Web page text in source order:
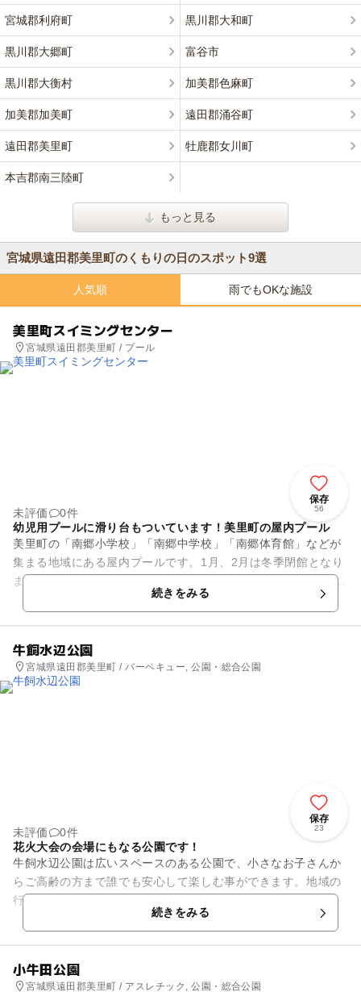
宮城郡利府町 黒川郡大和町
黒川郡大郷町 富谷市
黒川郡大衡村 加美郡色麻町
加美郡加美町 遠田郡涌谷町
遠田郡美里町 牡鹿郡女川町
本吉郡南三陸町
もっと見る
宮城県遠田郡美里町のくもりの日のスポット9選
人気順 雨でもOKな施設
美里町スイミングセンター
宮城県遠田郡美里町 / プール
保存
56
未評価
0件
幼児用プールに滑り台もついています！美里町の屋内プール
美里町の「南郷小学校」「南郷中学校」「南郷体育館」などが
集まる地域にある屋内プールです。1月、2月は冬季閉館となり
ますが、それ以外は通年利用できるようになっています。 館内
続きをみる
牛飼水辺公園
宮城県遠田郡美里町 / バーベキュー, 公園・総合公園
保存
23
未評価
0件
花火大会の会場にもなる公園です！
牛飼水辺公園は広いスペースのある公園で、小さなお子さんか
らご高齢の方まで誰でも安心して楽しむ事ができます。地域の
行事に利用される事の多い公園で、春には桜を楽しみ、7月に
はアジサイを見る事ができま...続きをみる
小牛田公園
宮城県遠田郡美里町 / アスレチック, 公園・総合公園